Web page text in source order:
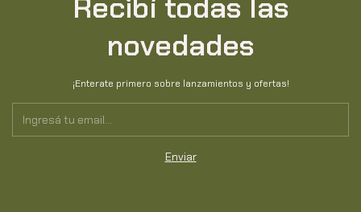
Recibí todas las
novedades
¡Enterate primero sobre lanzamientos y ofertas!